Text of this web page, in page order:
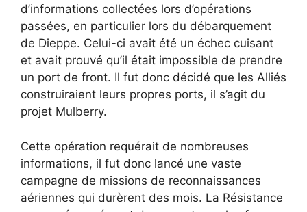
d’informations collectées lors d’opérations
passées, en particulier lors du débarquement
de Dieppe. Celui-ci avait été un échec cuisant
et avait prouvé qu’il était impossible de prendre
un port de front. Il fut donc décidé que les Alliés
construiraient leurs propres ports, il s’agit du
projet Mulberry.
Cette opération requérait de nombreuses
informations, il fut donc lancé une vaste
campagne de missions de reconnaissances
aériennes qui durèrent des mois. La Résistance